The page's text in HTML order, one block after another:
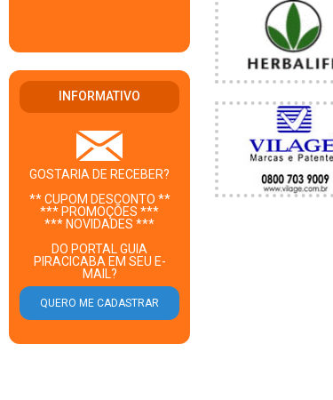
INFORMATIVO
GOSTARIA DE RECEBER?
** CUPOM DESCONTO **
*** PROMOÇÕES ***
*** NOVIDADES ***
DO PORTAL GUIA
PIRACICABA EM SEU E-
MAIL?